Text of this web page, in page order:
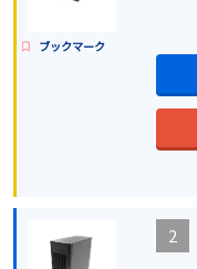
ブックマーク
2